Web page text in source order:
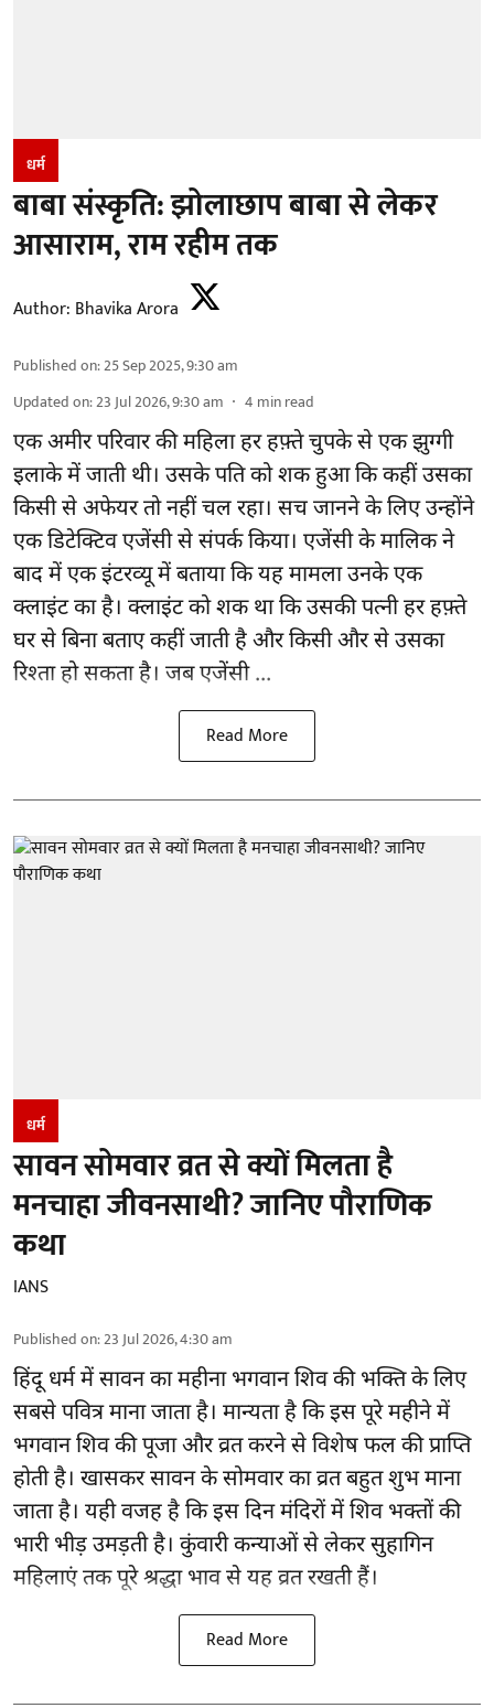
धर्म
बाबा संस्कृति: झोलाछाप बाबा से लेकर
आसाराम, राम रहीम तक
Author: Bhavika Arora
Published on:25 Sep 2025, 9:30 am
Updated on:23 Jul 2026, 9:30 am 4 min read
एक अमीर परिवार की महिला हर हफ़्ते चुपके से एक झुग्गी
इलाके में जाती थी। उसके पति को शक हुआ कि कहीं उसका
किसी से अफेयर तो नहीं चल रहा। सच जानने के लिए उन्होंने
एक डिटेक्टिव एजेंसी से संपर्क किया। एजेंसी के मालिक ने
बाद में एक इंटरव्यू में बताया कि यह मामला उनके एक
क्लाइंट का है। क्लाइंट को शक था कि उसकी पत्नी हर हफ़्ते
घर से बिना बताए कहीं जाती है और किसी और से उसका
रिश्ता हो सकता है। जब एजेंसी ...
Read More
धर्म
सावन सोमवार व्रत से क्यों मिलता है
मनचाहा जीवनसाथी? जानिए पौराणिक
कथा
IANS
Published on:23 Jul 2026, 4:30 am
हिंदू धर्म में सावन का महीना भगवान शिव की भक्ति के लिए
सबसे पवित्र माना जाता है। मान्यता है कि इस पूरे महीने में
भगवान शिव की पूजा और व्रत करने से विशेष फल की प्राप्ति
होती है। खासकर सावन के सोमवार का व्रत बहुत शुभ माना
जाता है। यही वजह है कि इस दिन मंदिरों में शिव भक्तों की
भारी भीड़ उमड़ती है। कुंवारी कन्याओं से लेकर सुहागिन
महिलाएं तक पूरे श्रद्धा भाव से यह व्रत रखती हैं।
Read More